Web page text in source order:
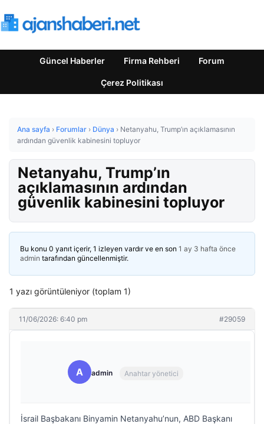
Güncel Haberler Firma Rehberi Forum
Çerez Politikası
Ana sayfa › Forumlar › Dünya › Netanyahu, Trump’ın açıklamasının
ardından güvenlik kabinesini topluyor
Netanyahu, Trump’ın
açıklamasının ardından
güvenlik kabinesini topluyor
Bu konu 0 yanıt içerir, 1 izleyen vardır ve en son 1 ay 3 hafta önce
admin tarafından güncellenmiştir.
1 yazı görüntüleniyor (toplam 1)
11/06/2026: 6:40 pm #29059
A admin Anahtar yönetici
İsrail Başbakanı Binyamin Netanyahu’nun, ABD Başkanı